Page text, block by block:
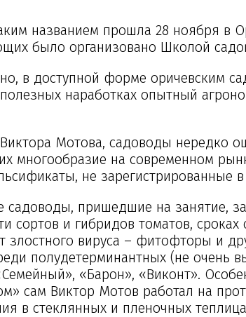
названием прошла 28 ноября в
было организовано Школой
в доступной форме оричевским
наработках опытный
Мотова, садоводы нередко
многообразие на современном
не зарегистрированные в
садоводы, пришедшие на занятие,
сортов и гибридов томатов,
злостного вируса – фитофторы и
полудетерминантных (не очень
«Барон», «Виконт».
сам Виктор Мотов работал на
в стеклянных и пленочных